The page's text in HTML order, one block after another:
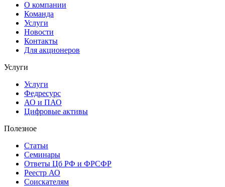
О компании
Команда
Услуги
Новости
Контакты
Для акционеров
Услуги
Услуги
Федресурс
АО и ПАО
Цифровые активы
Полезное
Статьи
Cеминары
Ответы Цб РФ и ФРСФР
Реестр АО
Соискателям